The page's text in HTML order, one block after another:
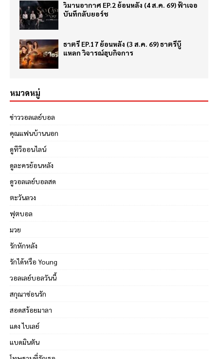
วิมานอากาศ EP.2 ย้อนหลัง (4 ส.ค. 69) ฟ้าเจอ
บันทึกลับยอร์ช
ธาตรี EP.17 ย้อนหลัง (3 ส.ค. 69) ธาตรีบู๊
แหลก วิจารณ์ฮุบกิจการ
หมวดหมู่
ข่าววอลเลย์บอล
คุณแฟนบ้านนอก
ดูทีวีออนไลน์
ดูละครย้อนหลัง
ดูวอลเลย์บอลสด
ตะวันลวง
ฟุตบอล
มวย
รักหักหลัง
รักได้หรือ Young
วอลเลย์บอลวันนี้
สกุณาซ่อนรัก
สอดสร้อยมาลา
แดง ไบเลย์
แบดมินตัน